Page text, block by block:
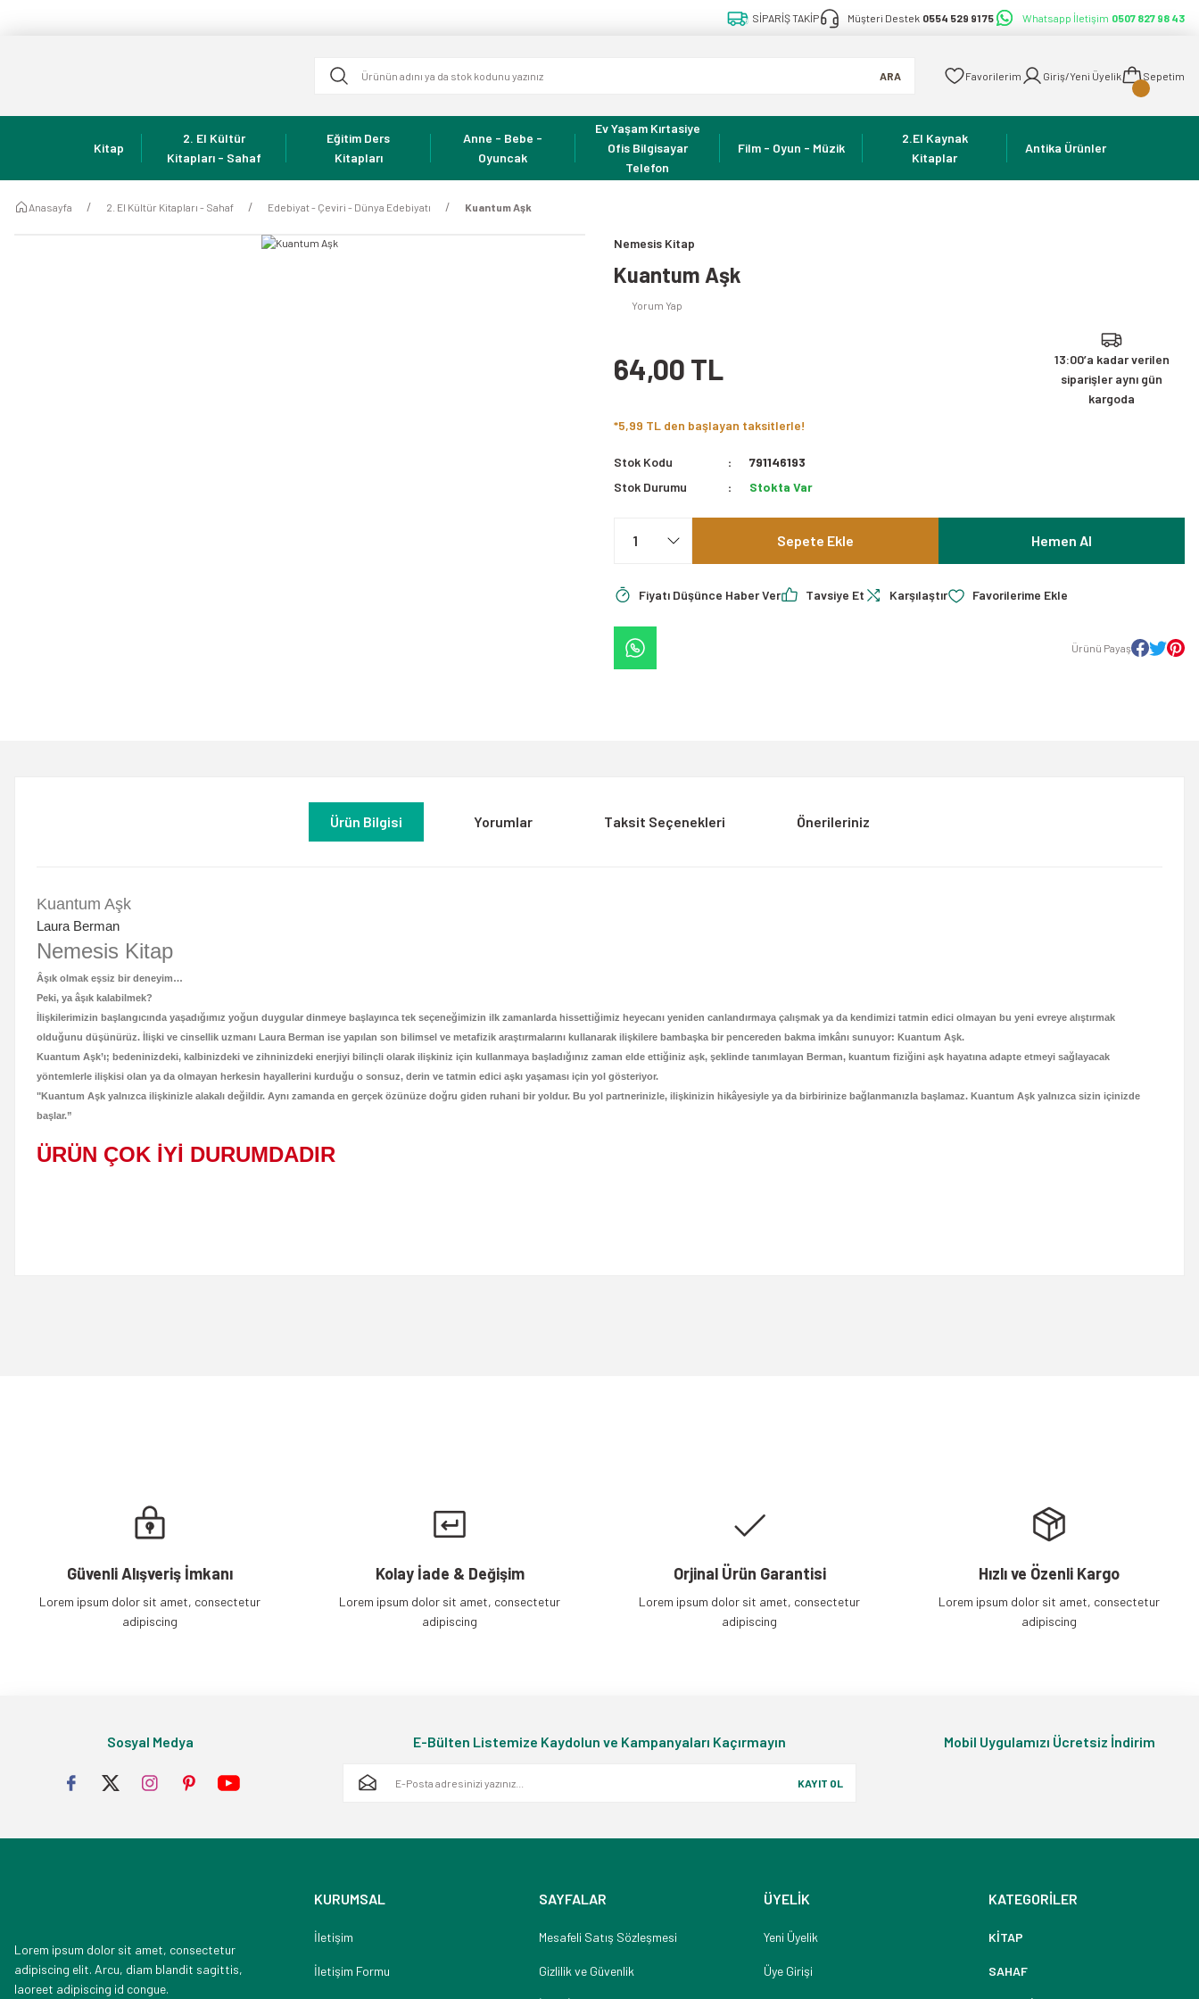
SİPARİŞ TAKİP Müşteri Destek 0554 529 91 75 Whatsapp İletişim 0507 827 98 43
ARA Favorilerim Giriş/Yeni Üyelik Sepetim
Kitap
2. El Kültür
Kitapları - Sahaf
Eğitim Ders
Kitapları
Anne - Bebe -
Oyuncak
Ev Yaşam Kırtasiye
Ofis Bilgisayar
Telefon
Film - Oyun - Müzik
2.El Kaynak
Kitaplar
Antika Ürünler
Anasayfa 2. El Kültür Kitapları - Sahaf Edebiyat - Çeviri - Dünya Edebiyatı Kuantum Aşk
Nemesis Kitap
Kuantum Aşk
Yorum Yap
64,00 TL
13:00’a kadar verilen
siparişler aynı gün
kargoda
*5,99 TL den başlayan taksitlerle!
Stok Kodu
791146193
Stok Durumu
Stokta Var
Sepete Ekle Hemen Al
Fiyatı Düşünce Haber Ver Tavsiye Et Karşılaştır
Ürünü Payaş
Ürün Bilgisi Yorumlar Taksit Seçenekleri Önerileriniz
Kuantum Aşk
Laura Berman
Nemesis Kitap
Âşık olmak eşsiz bir deneyim…
Peki, ya âşık kalabilmek?
İlişkilerimizin başlangıcında yaşadığımız yoğun duygular dinmeye başlayınca tek seçeneğimizin ilk zamanlarda hissettiğimiz heyecanı yeniden canlandırmaya çalışmak ya da kendimizi tatmin edici olmayan bu yeni evreye alıştırmak
olduğunu düşünürüz. İlişki ve cinsellik uzmanı Laura Berman ise yapılan son bilimsel ve metafizik araştırmalarını kullanarak ilişkilere bambaşka bir pencereden bakma imkânı sunuyor: Kuantum Aşk.
Kuantum Aşk’ı; bedeninizdeki, kalbinizdeki ve zihninizdeki enerjiyi bilinçli olarak ilişkiniz için kullanmaya başladığınız zaman elde ettiğiniz aşk, şeklinde tanımlayan Berman, kuantum fiziğini aşk hayatına adapte etmeyi sağlayacak
yöntemlerle ilişkisi olan ya da olmayan herkesin hayallerini kurduğu o sonsuz, derin ve tatmin edici aşkı yaşaması için yol gösteriyor.
"Kuantum Aşk yalnızca ilişkinizle alakalı değildir. Aynı zamanda en gerçek özünüze doğru giden ruhani bir yoldur. Bu yol partnerinizle, ilişkinizin hikâyesiyle ya da birbirinize bağlanmanızla başlamaz. Kuantum Aşk yalnızca sizin içinizde
başlar.”
ÜRÜN ÇOK İYİ DURUMDADIR
Güvenli Alışveriş İmkanı
Lorem ipsum dolor sit amet, consectetur
adipiscing
Kolay İade & Değişim
Lorem ipsum dolor sit amet, consectetur
adipiscing
Orjinal Ürün Garantisi
Lorem ipsum dolor sit amet, consectetur
adipiscing
Hızlı ve Özenli Kargo
Lorem ipsum dolor sit amet, consectetur
adipiscing
Sosyal Medya E-Bülten Listemize Kaydolun ve Kampanyaları Kaçırmayın
KAYIT OL
Mobil Uygulamızı Ücretsiz İndirim
Lorem ipsum dolor sit amet, consectetur
adipiscing elit. Arcu, diam blandit sagittis,
laoreet adipiscing id congue.
KURUMSAL
İletişim
İletişim Formu
SAYFALAR
Mesafeli Satış Sözleşmesi
Gizlilik ve Güvenlik
ÜYELİK
Yeni Üyelik
Üye Girişi
KATEGORİLER
KİTAP
SAHAF